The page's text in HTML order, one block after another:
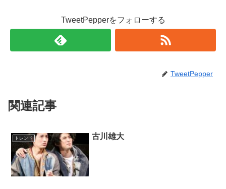
TweetPepperをフォローする
TweetPepper
関連記事
トレンド 古川雄大